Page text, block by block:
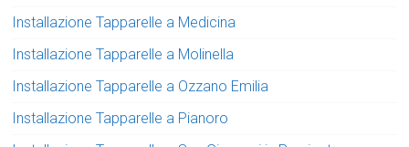
Installazione Tapparelle a Medicina
Installazione Tapparelle a Molinella
Installazione Tapparelle a Ozzano Emilia
Installazione Tapparelle a Pianoro